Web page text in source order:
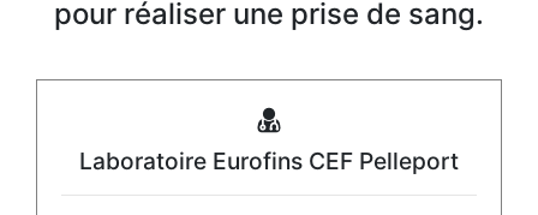
pour réaliser une prise de sang.
Laboratoire Eurofins CEF Pelleport